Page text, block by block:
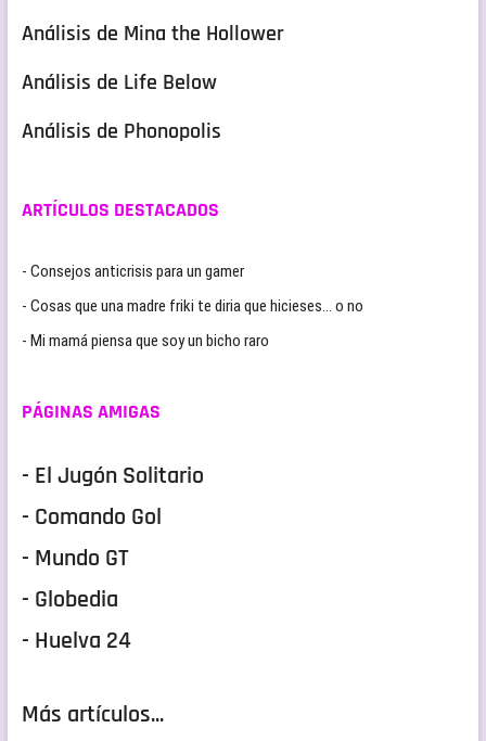
Análisis de Mina the Hollower
Análisis de Life Below
Análisis de Phonopolis
ARTÍCULOS DESTACADOS
- Consejos anticrisis para un gamer
- Cosas que una madre friki te diria que hicieses… o no
- Mi mamá piensa que soy un bicho raro
PÁGINAS AMIGAS
- El Jugón Solitario
- Comando Gol
- Mundo GT
- Globedia
- Huelva 24
Más artículos...